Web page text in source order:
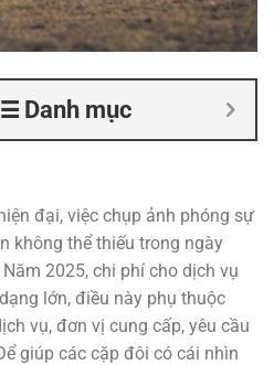
Danh mục
đại, việc chụp ảnh phóng sự
không thể thiếu trong ngày
2025, chi phí cho dịch vụ
lớn, điều này phụ thuộc
vụ, đơn vị cung cấp, yêu cầu
giúp các cặp đôi có cái nhìn